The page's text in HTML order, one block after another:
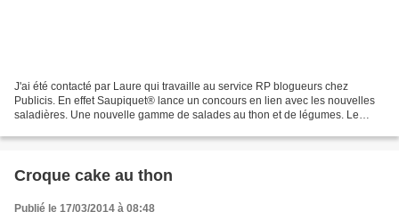
J'ai été contacté par Laure qui travaille au service RP blogueurs chez
Publicis. En effet Saupiquet® lance un concours en lien avec les nouvelles
saladières. Une nouvelle gamme de salades au thon et de légumes. Le
Croque cake au thon
Publié le 17/03/2014 à 08:48